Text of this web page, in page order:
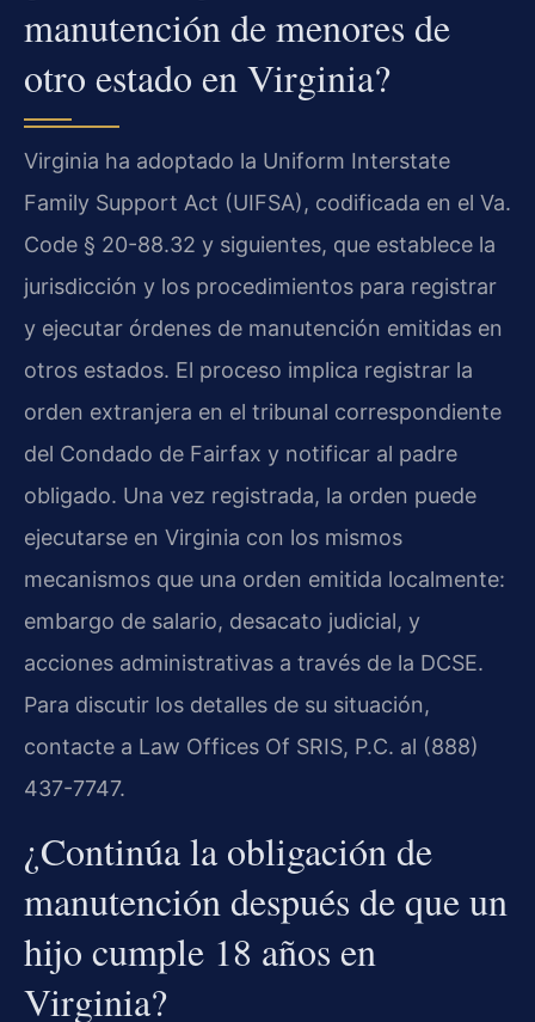
manutención de menores de
otro estado en Virginia?
Virginia ha adoptado la Uniform Interstate
Family Support Act (UIFSA), codificada en el Va.
Code § 20-88.32 y siguientes, que establece la
jurisdicción y los procedimientos para registrar
y ejecutar órdenes de manutención emitidas en
otros estados. El proceso implica registrar la
orden extranjera en el tribunal correspondiente
del Condado de Fairfax y notificar al padre
obligado. Una vez registrada, la orden puede
ejecutarse en Virginia con los mismos
mecanismos que una orden emitida localmente:
embargo de salario, desacato judicial, y
acciones administrativas a través de la DCSE.
Para discutir los detalles de su situación,
contacte a Law Offices Of SRIS, P.C. al (888)
437-7747.
¿Continúa la obligación de
manutención después de que un
hijo cumple 18 años en
Virginia?